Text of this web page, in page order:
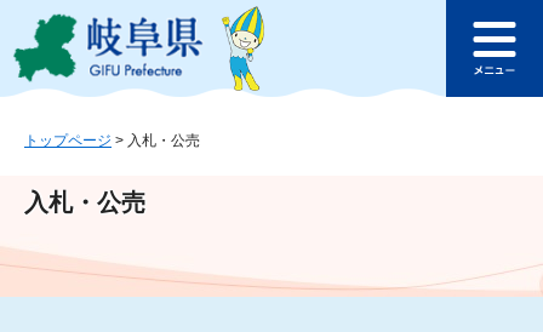
ジ
ュ
文
このページの本文へ
ュ
トップページ > 入札・公売
入札・公売